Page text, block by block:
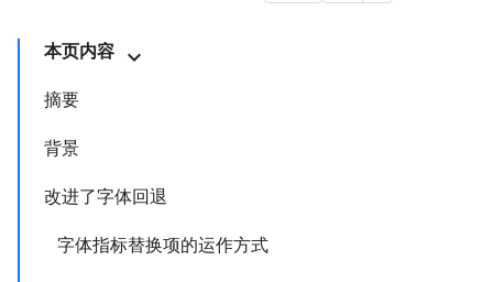
本页内容
摘要
背景
改进了字体回退
字体指标替换项的运作方式